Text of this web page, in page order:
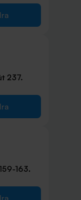
237.
163.